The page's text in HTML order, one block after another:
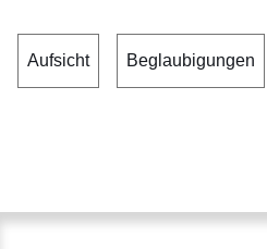
Aufsicht Beglaubigungen